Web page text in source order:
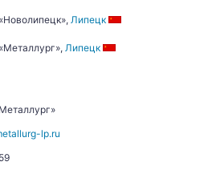
«Новолипецк», Липецк
«Металлург», Липецк
lp.ru